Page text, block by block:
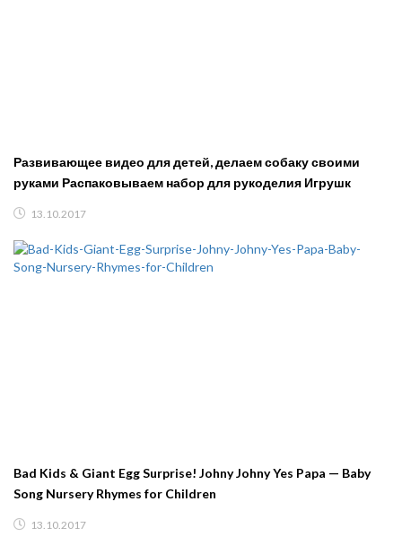
Развивающее видео для детей, делаем собаку своими
руками Распаковываем набор для рукоделия Игрушк
13.10.2017
Bad Kids & Giant Egg Surprise! Johny Johny Yes Papa — Baby
Song Nursery Rhymes for Children
13.10.2017